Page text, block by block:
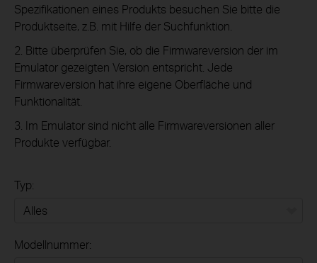
Spezifikationen eines Produkts besuchen Sie bitte die
Produktseite, z.B. mit Hilfe der Suchfunktion.
2. Bitte überprüfen Sie, ob die Firmwareversion der im
Emulator gezeigten Version entspricht. Jede
Firmwareversion hat ihre eigene Oberfläche und
Funktionalität.
3. Im Emulator sind nicht alle Firmwareversionen aller
Produkte verfügbar.
Typ:
Modellnummer: